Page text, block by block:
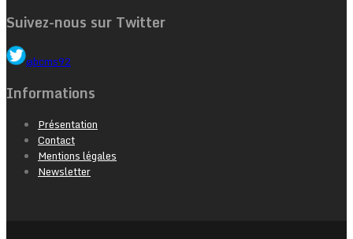
Suivez-nous sur Twitter
@bcms92
Informations
Présentation
Contact
Mentions légales
Newsletter